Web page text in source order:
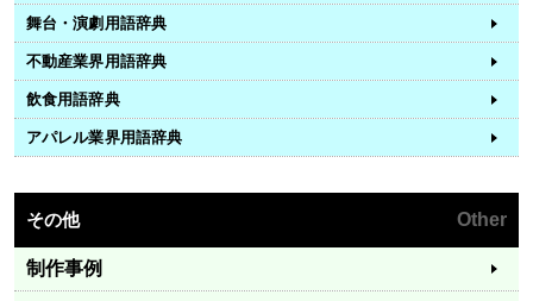
舞台・演劇用語辞典
不動産業界用語辞典
飲食用語辞典
アパレル業界用語辞典
その他 Other
制作事例